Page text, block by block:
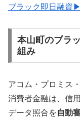
ブラック即日融資▶
本山町のブラ
組み
アコム・プロミス
消費者金融は、信
データ照合を自動